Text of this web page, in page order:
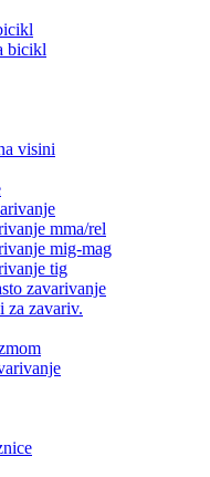
bicikl
visini
mma/rel
mig-mag
tig
zavarivanje
za zavariv.